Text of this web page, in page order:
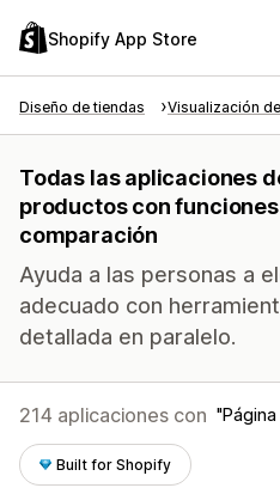
Shopify App Store
Diseño de tiendas Visualización
Todas las aplicaciones
productos con
comparación
Ayuda a las personas a
adecuado con
detallada en paralelo.
214 aplicaciones con
Built for Shopify